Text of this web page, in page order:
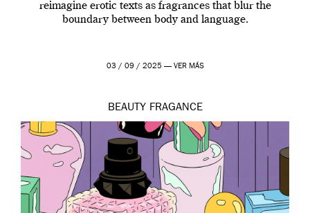
reimagine erotic texts as fragrances that blur the
boundary between body and language.
03 / 09 / 2025 — VER MÁS
BEAUTY FRAGANCE